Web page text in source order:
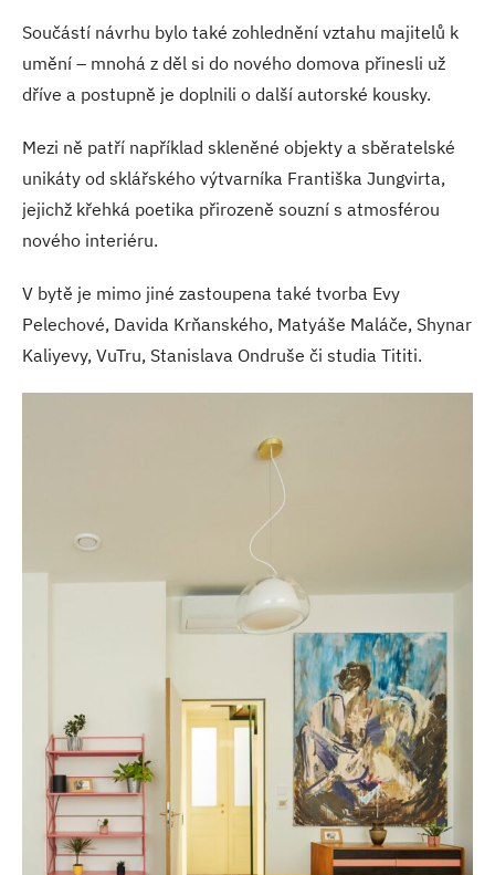
Součástí návrhu bylo také zohlednění vztahu majitelů k
umění – mnohá z děl si do nového domova přinesli už
dříve a postupně je doplnili o další autorské kousky.
Mezi ně patří například skleněné objekty a sběratelské
unikáty od sklářského výtvarníka Františka Jungvirta,
jejichž křehká poetika přirozeně souzní s atmosférou
nového interiéru.
V bytě je mimo jiné zastoupena také tvorba Evy
Pelechové, Davida Krňanského, Matyáše Maláče, Shynar
Kaliyevy, VuTru, Stanislava Ondruše či studia Tititi.